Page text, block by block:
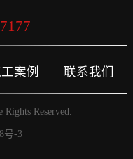
案例 联系我们
Rights Reserved.
号-3